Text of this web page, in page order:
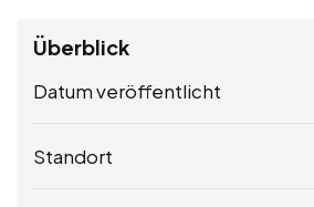
Überblick
Datum veröffentlicht
Standort